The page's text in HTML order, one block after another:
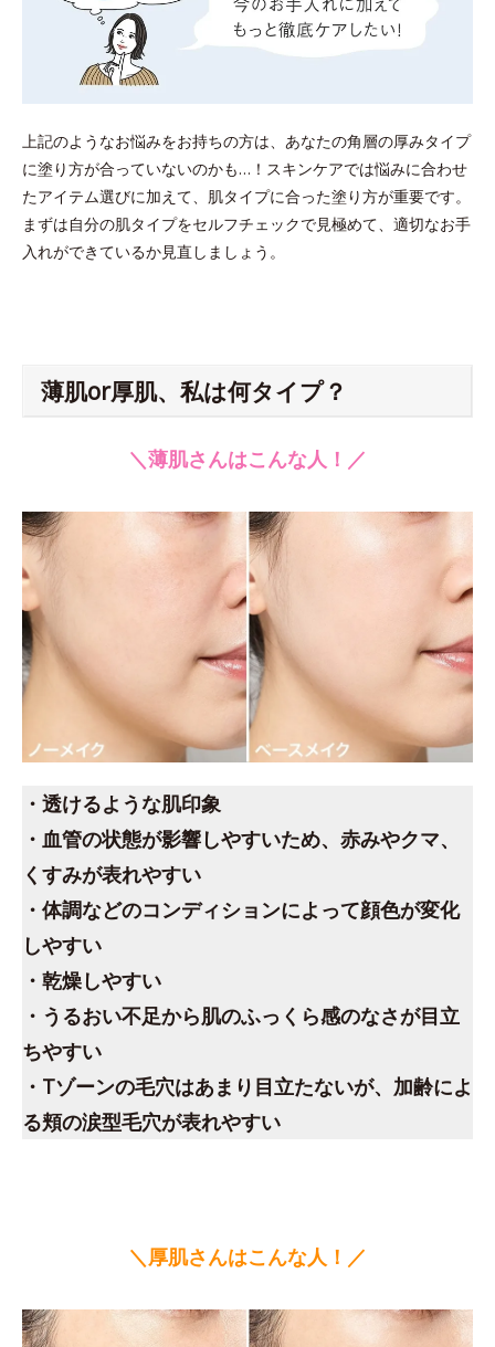
上記のようなお悩みをお持ちの方は、あなたの角層の厚みタイプ
に塗り方が合っていないのかも…！スキンケアでは悩みに合わせ
たアイテム選びに加えて、肌タイプに合った塗り方が重要です。
まずは自分の肌タイプをセルフチェックで見極めて、適切なお手
入れができているか見直しましょう。
薄肌or厚肌、私は何タイプ？
＼薄肌さんはこんな人！／
・透けるような肌印象
・血管の状態が影響しやすいため、赤みやクマ、
くすみが表れやすい
・体調などのコンディションによって顔色が変化
しやすい
・乾燥しやすい
・うるおい不足から肌のふっくら感のなさが目立
ちやすい
・Tゾーンの毛穴はあまり目立たないが、加齢によ
る頬の涙型毛穴が表れやすい
＼厚肌さんはこんな人！／